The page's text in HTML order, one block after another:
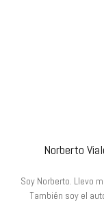
Norberto
Soy Norberto. Llevo
También soy el